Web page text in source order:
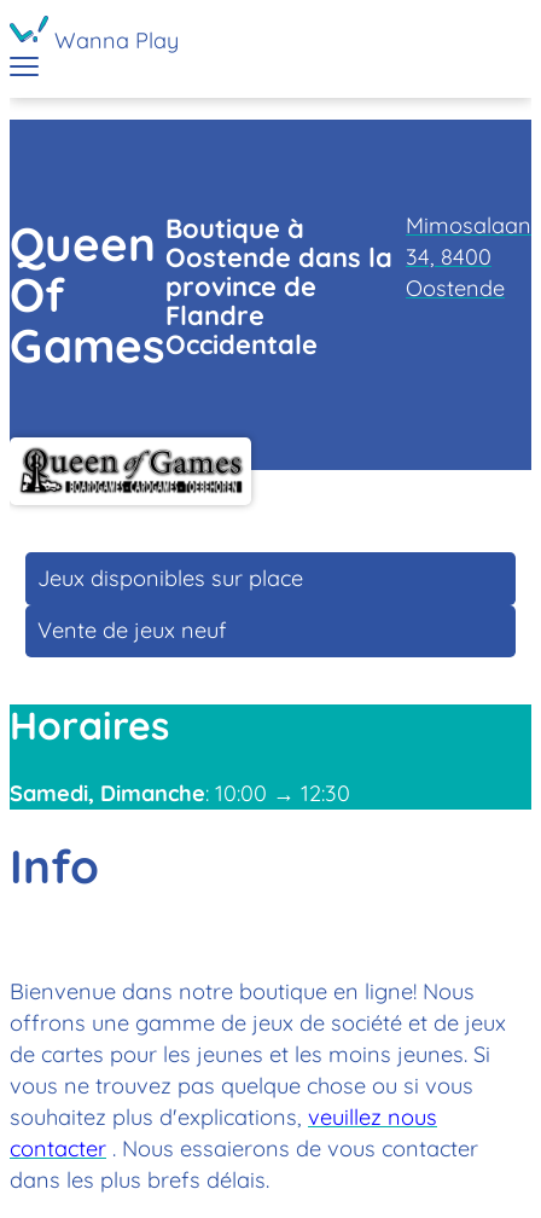
Wanna Play
Queen
Of
Games
Boutique à
Oostende dans la
province de
Flandre
Occidentale
Mimosalaan
34, 8400
Oostende
Jeux disponibles sur place
Vente de jeux neuf
Horaires
Samedi, Dimanche: 10:00 → 12:30
Info
Bienvenue dans notre boutique en ligne! Nous
offrons une gamme de jeux de société et de jeux
de cartes pour les jeunes et les moins jeunes. Si
vous ne trouvez pas quelque chose ou si vous
souhaitez plus d'explications, veuillez nous
contacter . Nous essaierons de vous contacter
dans les plus brefs délais.